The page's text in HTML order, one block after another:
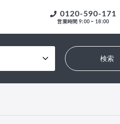
0120-590-171
営業時間 9:00 ~ 18:00